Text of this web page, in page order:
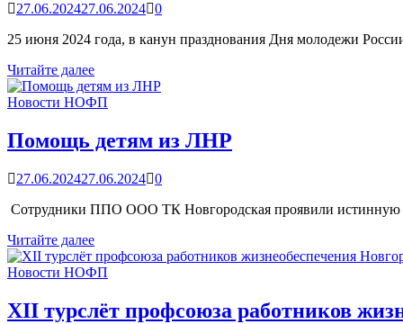
ООДМС
области
27.06.202427.06.2024 0
25 июня 2024 года, в канун празднования Дня молодежи
Чествование
Молодёжного
профсоюзного
АО
«НПО
Читайте далее
Новости НОФП
Помощь детям из ЛНР
27.06.202427.06.2024 0
Сотрудники ППО ООО ТК Новгородская проявили истинную
Помощь
детям
из
Читайте далее
Новости НОФП
XII турслёт профсоюза работников